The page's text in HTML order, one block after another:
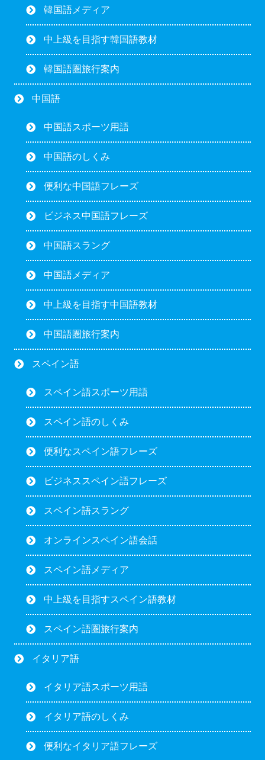
韓国語メディア
中上級を目指す韓国語教材
韓国語圏旅行案内
中国語
中国語スポーツ用語
中国語のしくみ
便利な中国語フレーズ
ビジネス中国語フレーズ
中国語スラング
中国語メディア
中上級を目指す中国語教材
中国語圏旅行案内
スペイン語
スペイン語スポーツ用語
スペイン語のしくみ
便利なスペイン語フレーズ
ビジネススペイン語フレーズ
スペイン語スラング
オンラインスペイン語会話
スペイン語メディア
中上級を目指すスペイン語教材
スペイン語圏旅行案内
イタリア語
イタリア語スポーツ用語
イタリア語のしくみ
便利なイタリア語フレーズ